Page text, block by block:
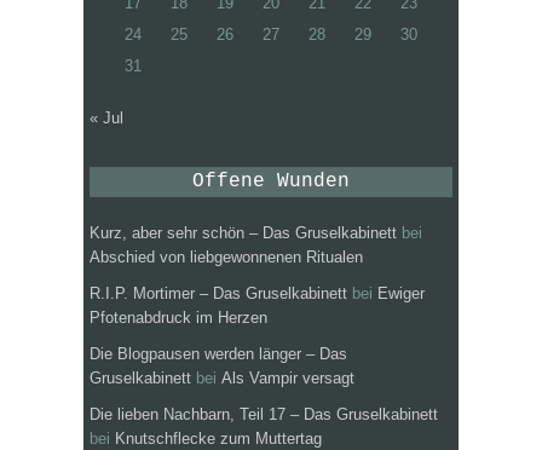
24
25 26 27 28 29
30
31
« Jul
Offene Wunden
Kurz, aber sehr schön – Das Gruselkabinett bei
Abschied von liebgewonnenen Ritualen
R.I.P. Mortimer – Das Gruselkabinett bei Ewiger
Pfotenabdruck im Herzen
Die Blogpausen werden länger – Das
Gruselkabinett bei Als Vampir versagt
Die lieben Nachbarn, Teil 17 – Das Gruselkabinett
bei Knutschflecke zum Muttertag